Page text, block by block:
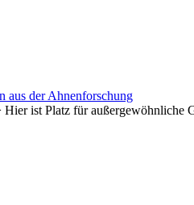
aus der Ahnenforschung
ist Platz für außergewöhnliche